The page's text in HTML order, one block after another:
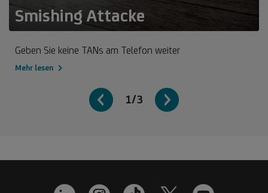
Smishing Attacke
Geben Sie keine TANs am Telefon weiter
Mehr lesen
1/3